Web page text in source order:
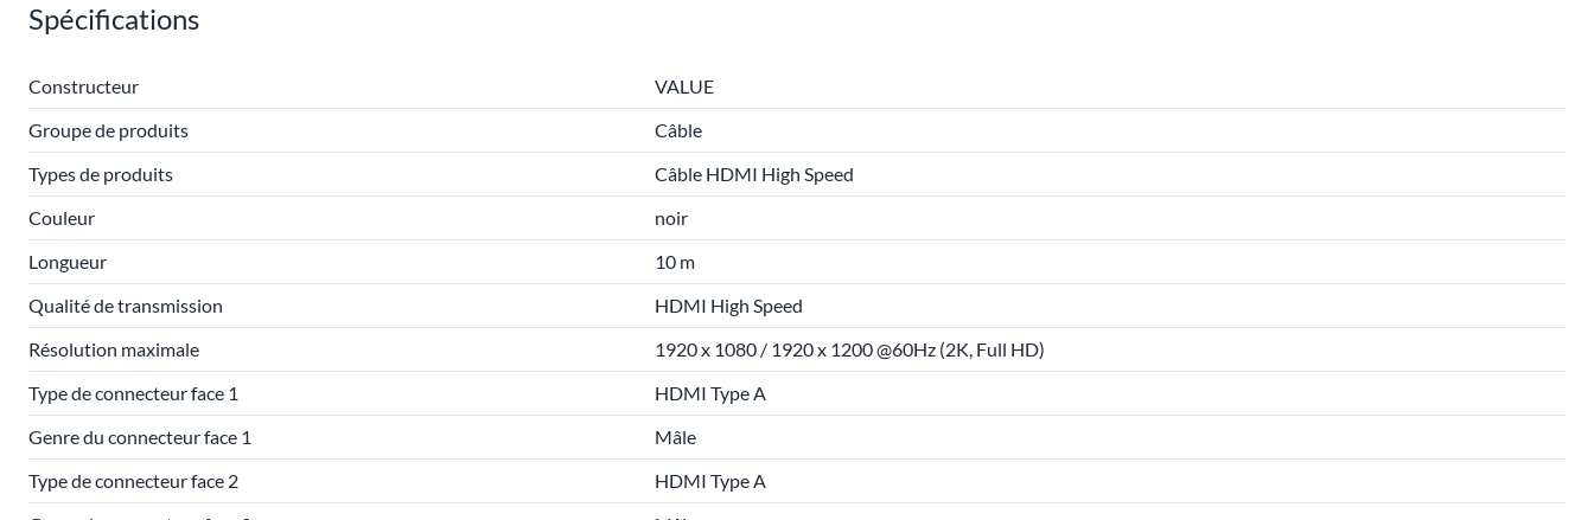
Spécifications
Constructeur
VALUE
Groupe de produits
Câble
Types de produits
Câble HDMI High Speed
Couleur
noir
Longueur
10 m
Qualité de transmission
HDMI High Speed
Résolution maximale
1920 x 1080 / 1920 x 1200 @60Hz (2K, Full HD)
Type de connecteur face 1
HDMI Type A
Genre du connecteur face 1
Mâle
Type de connecteur face 2
HDMI Type A